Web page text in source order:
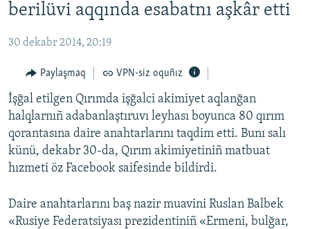
qaytmaq
Qıdıruvğa
MEDENİYET
İNSAN AQLARI
VİDEO
SÜRET
BLOGLAR
FİKİR
Русский
berilüvi aqqında esabatnı aşkâr etti
30 dekabr 2014, 20:19
Paylaşmaq VPN-siz oquñız
İşğal etilgen Qırımda işğalci akimiyet aqlanğan
halqlarnıñ adabanlaştıruvı leyhası boyunca 80 qırım
qorantasına daire anahtarlarını taqdim etti. Bunı salı
künü, dekabr 30-da, Qırım akimiyetiniñ matbuat
hızmeti öz Facebook saifesinde bildirdi.
Daire anahtarlarını baş nazir muavini Ruslan Balbek
«Rusiye Federatsiyası prezidentiniñ «Ermeni, bulğar,